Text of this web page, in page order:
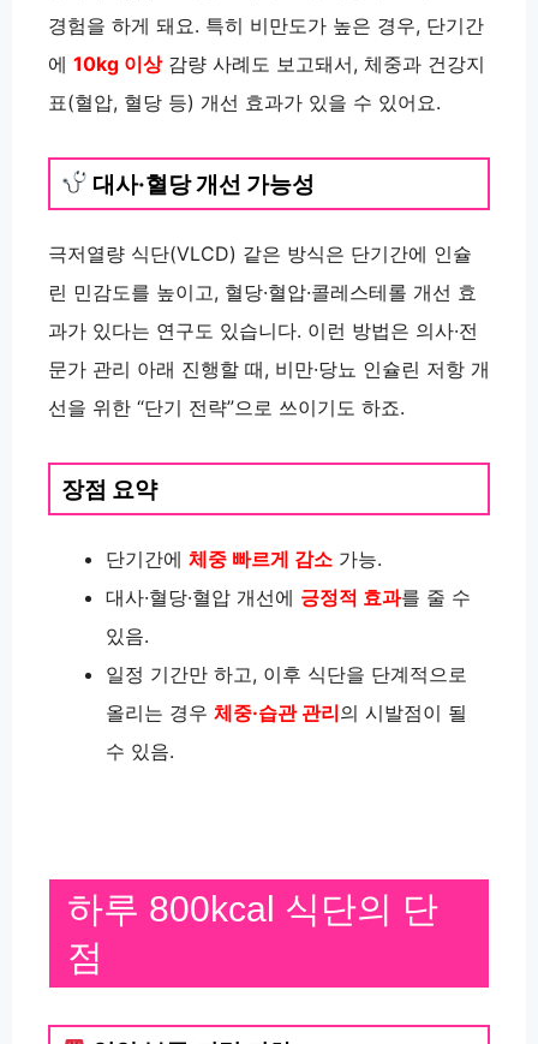
경험을 하게 돼요. 특히 비만도가 높은 경우, 단기간
에 10kg 이상감량 사례도 보고돼서, 체중과 건강지
표(혈압, 혈당 등) 개선 효과가 있을 수 있어요.
대사·혈당 개선 가능성
극저열량 식단(VLCD) 같은 방식은 단기간에 인슐
린 민감도를 높이고, 혈당·혈압·콜레스테롤 개선 효
과가 있다는 연구도 있습니다. 이런 방법은 의사·전
문가 관리 아래 진행할 때, 비만·당뇨 인슐린 저항 개
선을 위한 “단기 전략”으로 쓰이기도 하죠.
장점 요약
단기간에 체중 빠르게 감소 가능.
대사·혈당·혈압 개선에 긍정적 효과를 줄 수
있음.
일정 기간만 하고, 이후 식단을 단계적으로
올리는 경우 체중·습관 관리의 시발점이 될
수 있음.
하루 800kcal 식단의 단
점